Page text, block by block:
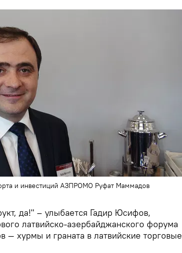
и инвестиций АЗПРОМО Руфат Маммадов
да!" – улыбается Гадир Юсифов,
латвийско-азербайджанского форума
— хурмы и граната в латвийские торговые